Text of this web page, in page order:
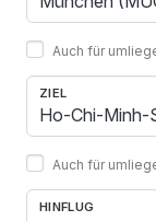
Auch für
ZIEL
Auch für
HINFLUG